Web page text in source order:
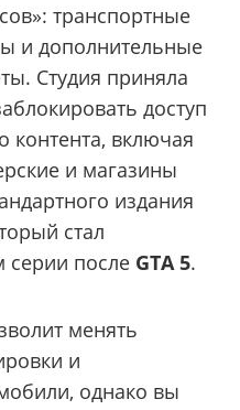
транспортные
и дополнительные
Студия приняла
доступ
контента, включая
и магазины
издания
стал
после GTA 5.
менять
и
однако вы